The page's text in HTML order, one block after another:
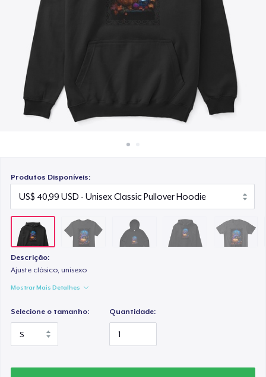
Produtos Disponíveis:
Descrição:
Ajuste clásico, unisexo
Mostrar Mais Detalhes
Selecione o tamanho: Quantidade:
Comfort Tee
US$ 23,99
Women's Crop Hoodie
US$ 46,99
Women's Comfort Tee
US$ 24,99
Women's Flowy Tank Top
US$ 28,99
Women's Racerback Tank